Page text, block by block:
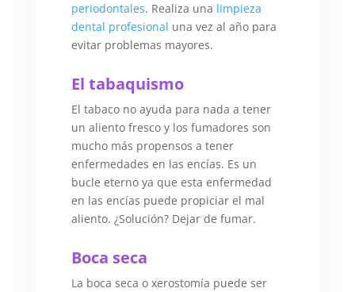
periodontales. Realiza una limpieza
dental profesional una vez al año para
evitar problemas mayores.
El tabaquismo
El tabaco no ayuda para nada a tener
un aliento fresco y los fumadores son
mucho más propensos a tener
enfermedades en las encías. Es un
bucle eterno ya que esta enfermedad
en las encías puede propiciar el mal
aliento. ¿Solución? Dejar de fumar.
Boca seca
La boca seca o xerostomía puede ser